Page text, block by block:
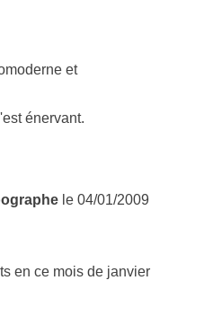
et
énervant.
le 04/01/2009
en ce mois de janvier